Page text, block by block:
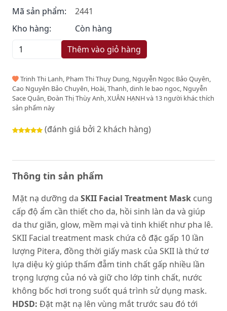
Mã sản phẩm:
2441
Kho hàng:
Còn hàng
Thêm vào giỏ hàng
Trinh Thi Lanh, Pham Thi Thuy Dung, Nguyễn Ngọc Bảo Quyên,
Cao Nguyên Bảo Chuyên, Hoài, Thanh, dinh le bao ngoc, Nguyễn
Sace Quân, Đoàn Thị Thùy Anh, XUÂN HẠNH và 13 người khác thích
sản phẩm này
(đánh giá bởi 2 khách hàng)
Thông tin sản phẩm
Mặt nạ dưỡng da SKII Facial Treatment Mask cung
cấp độ ẩm cần thiết cho da, hồi sinh làn da và giúp
da thư giãn, glow, mềm mại và tinh khiết như pha lê.
SKII Facial treatment mask chứa cô đặc gấp 10 lần
lượng Pitera, đồng thời giấy mask của SKII là thứ tơ
lựa diệu kỳ giúp thấm đẫm tinh chất gấp nhiều lần
trọng lượng của nó và giữ cho lớp tinh chất, nước
không bốc hơi trong suốt quá trình sử dụng mask.
HDSD: Đặt mặt nạ lên vùng mắt trước sau đó tới